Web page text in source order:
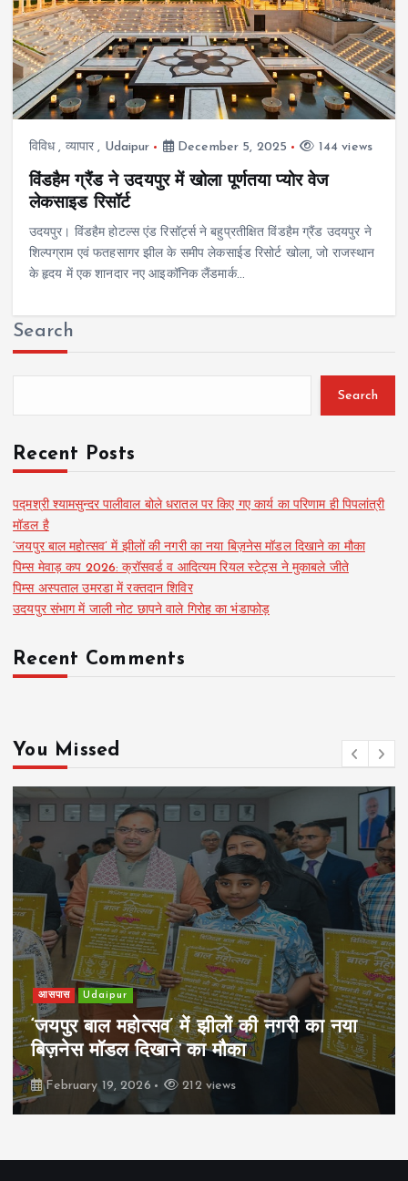
विविध, व्यापार , Udaipur December 5, 2025 144 views
विंडहैम ग्रैंड ने उदयपुर में खोला पूर्णतया प्योर वेज
लेकसाइड रिसॉर्ट
उदयपुर। विंडहैम होटल्स एंड रिसॉर्ट्स ने बहुप्रतीक्षित विंडहैम ग्रैंड उदयपुर ने
शिल्पग्राम एवं फतहसागर झील के समीप लेकसाईड रिसोर्ट खोला, जो राजस्थान
के हृदय में एक शानदार नए आइकॉनिक लैंडमार्क…
Search
Search
Recent Posts
पद्मश्री श्यामसुन्दर पालीवाल बोले धरातल पर किए गए कार्य का परिणाम ही पिपलांत्री
मॉडल है
‘जयपुर बाल महोत्सव’ में झीलों की नगरी का नया बिज़नेस मॉडल दिखाने का मौका
पिम्स मेवाड़ कप 2026: क्रॉसवर्ड व आदित्यम रियल स्टेट्स ने मुकाबले जीते
पिम्स अस्पताल उमरडा में रक्तदान शिविर
उदयपुर संभाग में जाली नोट छापने वाले गिरोह का भंडाफोड़
Recent Comments
You Missed
आसपास Udaipur
‘जयपुर बाल महोत्सव’ में झीलों की नगरी का नया
बिज़नेस मॉडल दिखाने का मौका
February 19, 2026 212 views